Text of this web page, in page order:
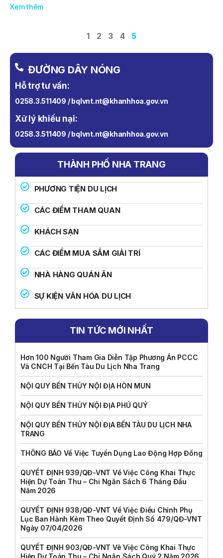
Xem thêm
1 2 3 4 5
ĐƯỜNG DÂY NÓNG
Hỗ trợ tư vấn:
0258.3.511409 / bqlvnt.nt@khanhhoa.gov.vn
Xử lý khiếu nại:
0258.3.511409 / bqlvnt.nt@khanhhoa.gov.vn
THÀNH PHỐ NHA TRANG
PHƯƠNG TIỆN DU LỊCH
CÁC ĐIỂM THAM QUAN
KHÁCH SẠN
CÁC ĐIỂM MUA SẮM GIẢI TRÍ
NHÀ HÀNG QUÁN ĂN
SỰ KIỆN VĂN HÓA DU LỊCH
TIN TỨC MỚI NHẤT
Hơn 100 Người Tham Gia Diễn Tập Phương Án PCCC
Và CNCH Tại Bến Tàu Du Lịch Nha Trang
NỘI QUY BẾN THỦY NỘI ĐỊA HÒN MUN
NỘI QUY BẾN THỦY NỘI ĐỊA PHÚ QUÝ
NỘI QUY BẾN THỦY NỘI ĐỊA BẾN TÀU DU LỊCH NHA
TRANG
THÔNG BÁO Về Việc Tuyển Dụng Lao Động Hợp Đồng
QUYẾT ĐỊNH 939/QĐ-VNT Về Việc Công Khai Thực
Hiện Dự Toán Thu – Chi Ngân Sách 6 Tháng Đầu
Năm 2026
QUYẾT ĐỊNH 938/QĐ-VNT Về Việc Điều Chỉnh Phụ
Lục Ban Hành Kèm Theo Quyết Định Số 479/QĐ-VNT
Ngày 07/04/2026
QUYẾT ĐỊNH 903/QĐ-VNT Vê Việc Công Khai Thực
Hiện Dự Toán Thu – Chi Ngân Sách Quý 2 Năm 2026